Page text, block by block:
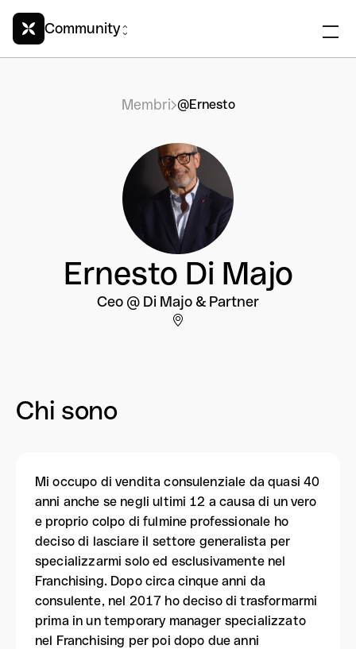
Community
Membri @Ernesto
Ernesto Di Majo
Ceo @ Di Majo & Partner
Chi sono
Mi occupo di vendita consulenziale da quasi 40
anni anche se negli ultimi 12 a causa di un vero
e proprio colpo di fulmine professionale ho
deciso di lasciare il settore generalista per
specializzarmi solo ed esclusivamente nel
Franchising. Dopo circa cinque anni da
consulente, nel 2017 ho deciso di trasformarmi
prima in un temporary manager specializzato
nel Franchising per poi dopo due anni